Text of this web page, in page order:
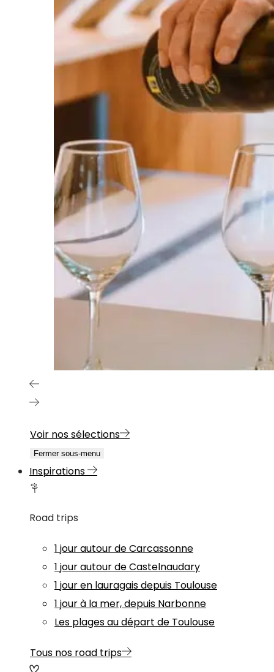
Voir nos sélections
Fermer sous-menu
Inspirations
Road trips
1 jour autour de Carcassonne
1 jour autour de Castelnaudary
1 jour en lauragais depuis Toulouse
1 jour à la mer, depuis Narbonne
Les plages au départ de Toulouse
Tous nos road trips